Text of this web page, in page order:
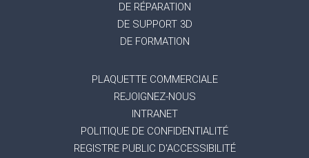
DE RÉPARATION
DE SUPPORT 3D
DE FORMATION
PLAQUETTE COMMERCIALE
REJOIGNEZ-NOUS
INTRANET
POLITIQUE DE CONFIDENTIALITÉ
REGISTRE PUBLIC D'ACCESSIBILITÉ